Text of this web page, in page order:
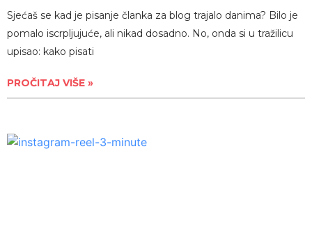
Sjećaš se kad je pisanje članka za blog trajalo danima? Bilo je
pomalo iscrpljujuće, ali nikad dosadno. No, onda si u tražilicu
upisao: kako pisati
PROČITAJ VIŠE »